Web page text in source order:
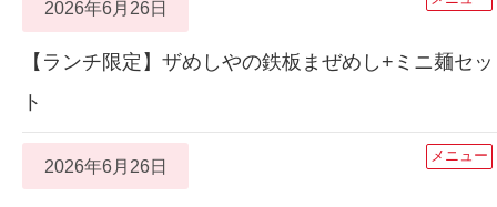
2026年6月26日
【ランチ限定】ザめしやの鉄板まぜめし+ミニ麺セッ
ト
2026年6月26日 メニュー